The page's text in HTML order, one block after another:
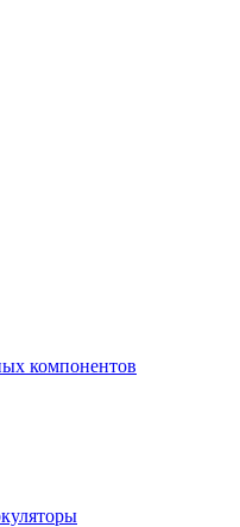
компонентов